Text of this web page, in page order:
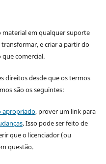
em qualquer suporte
e criar a partir do
comercial.
direitos desde que os termos
são os seguintes:
apropriado, prover um link para
. Isso pode ser feito de
que o licenciador (ou
questão.